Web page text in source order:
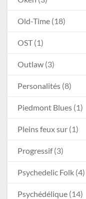
Old-Time (18)
OST(1)
Outlaw (3)
Personalités (8)
Piedmont Blues (1)
Pleins feux sur (1)
Progressif(3)
Psychedelic Folk (4)
Psychédélique (14)